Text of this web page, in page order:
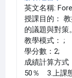
英文名稱:
授課目的：
的議題與對策
教學模式： ;
學分數：2;
成績計算方
50％ 3.上課